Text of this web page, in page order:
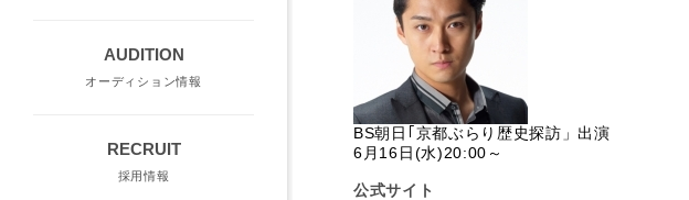
AUDITION
オーディション情報
RECRUIT
採用情報
BS朝日｢京都ぶらり歴史探訪」出演
6月16日(水)20:00～
公式サイト